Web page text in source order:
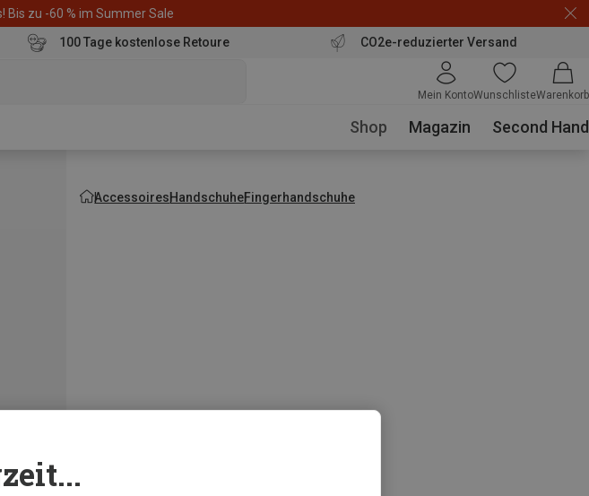
Bis zu -60 % im Summer Sale
100 Tage kostenlose Retoure CO2e-reduzierter Versand
Mein KontoWunschlisteWarenkorb
Shop Magazin Second Hand
AccessoiresHandschuheFingerhandschuhe